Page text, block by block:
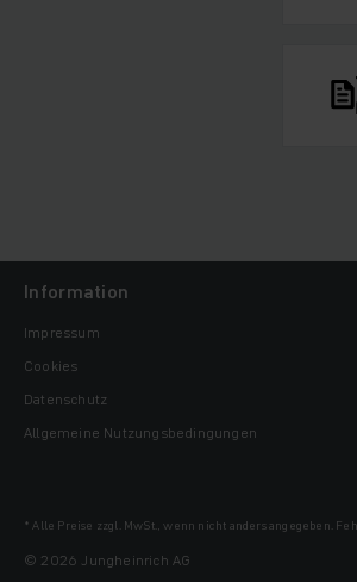
Information
Impressum
Cookies
Datenschutz
Allgemeine Nutzungsbedingungen
* Alle Preise zzgl. MwSt., wenn nicht anders angegeben.
© 2026 Jungheinrich AG